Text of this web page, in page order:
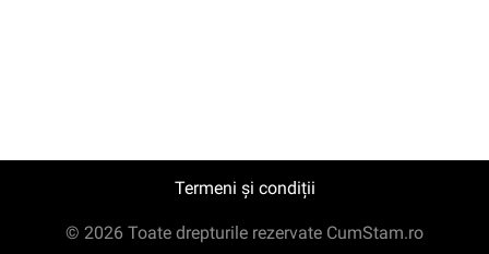
Termeni și condiții
© 2026 Toate drepturile rezervate CumStam.ro